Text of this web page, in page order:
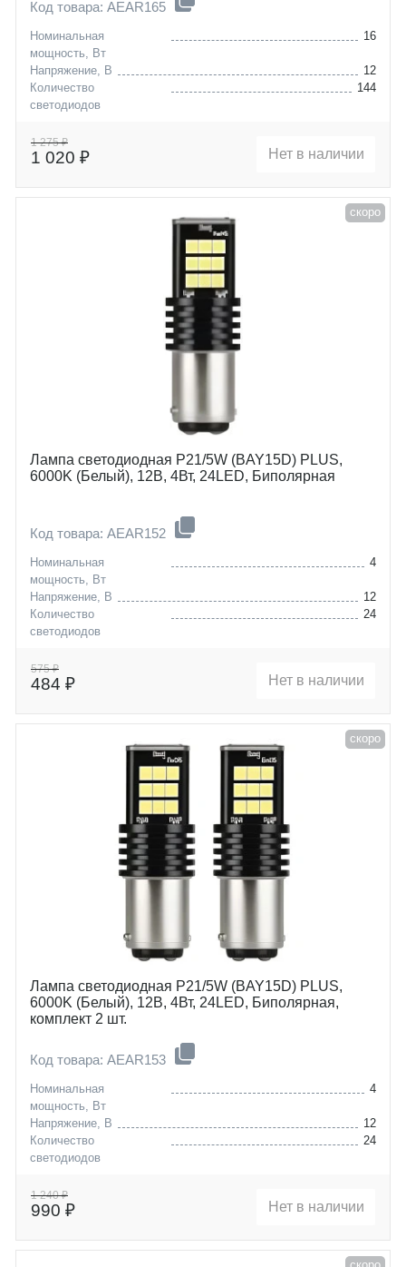
Код товара: AEAR165
Номинальная
мощность, Вт
16
Напряжение, В
12
Количество
светодиодов
144
1 275 ₽
1 020 ₽ Нет в наличии
скоро
Лампа светодиодная P21/5W (BAY15D) PLUS,
6000K (Белый), 12В, 4Вт, 24LED, Биполярная
Код товара: AEAR152
Номинальная
мощность, Вт
4
Напряжение, В
12
Количество
светодиодов
24
575 ₽
484 ₽ Нет в наличии
скоро
Лампа светодиодная P21/5W (BAY15D) PLUS,
6000K (Белый), 12В, 4Вт, 24LED, Биполярная,
комплект 2 шт.
Код товара: AEAR153
Номинальная
мощность, Вт
4
Напряжение, В
12
Количество
светодиодов
24
1 240 ₽
990 ₽ Нет в наличии